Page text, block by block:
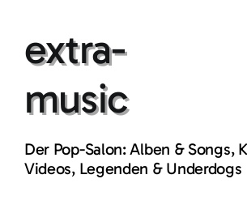
contentextra-
music
Der Pop-Salon: Alben & Songs,
Videos, Legenden & Underdogs